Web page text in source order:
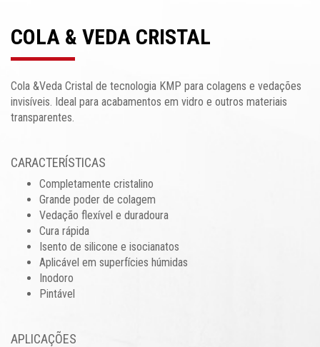
COLA & VEDA CRISTAL
Cola &Veda Cristal de tecnologia KMP para colagens e vedações
invisíveis. Ideal para acabamentos em vidro e outros materiais
transparentes.
CARACTERÍSTICAS
Completamente cristalino
Grande poder de colagem
Vedação flexível e duradoura
Cura rápida
Isento de silicone e isocianatos
Aplicável em superfícies húmidas
Inodoro
Pintável
APLICAÇÕES